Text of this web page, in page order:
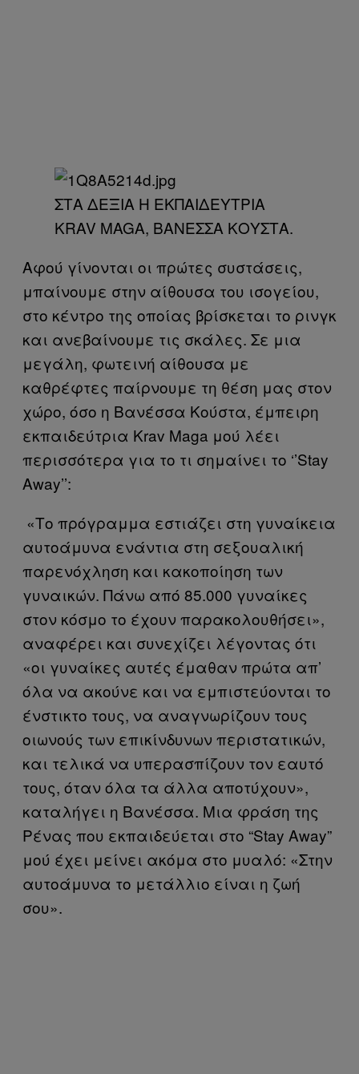
ΣΤΑ ΔΕΞΙΑ Η ΕΚΠΑΙΔΕΥΤΡΙΑ
KRAV MAGA, ΒΑΝΕΣΣΑ ΚΟΥΣΤΑ.
Αφού γίνονται οι πρώτες συστάσεις,
μπαίνουμε στην αίθουσα του ισογείου,
στο κέντρο της οποίας βρίσκεται το ρινγκ
και ανεβαίνουμε τις σκάλες. Σε μια
μεγάλη, φωτεινή αίθουσα με
καθρέφτες παίρνουμε τη θέση μας στον
χώρο, όσο η Βανέσσα Κούστα, έμπειρη
εκπαιδεύτρια Krav Maga μού λέει
περισσότερα για το τι σημαίνει το ‘’Stay
Away’’:
«Το πρόγραμμα εστιάζει στη γυναίκεια
αυτοάμυνα ενάντια στη σεξουαλική
παρενόχληση και κακοποίηση των
γυναικών. Πάνω από 85.000 γυναίκες
στον κόσμο το έχουν παρακολουθήσει»,
αναφέρει και συνεχίζει λέγοντας ότι
«οι γυναίκες αυτές έμαθαν πρώτα απ’
όλα να ακούνε και να εμπιστεύονται το
ένστικτο τους, να αναγνωρίζουν τους
οιωνούς των επικίνδυνων περιστατικών,
και τελικά να υπερασπίζουν τον εαυτό
τους, όταν όλα τα άλλα αποτύχουν»,
καταλήγει η Βανέσσα. Μια φράση της
Ρένας που εκπαιδεύεται στο “Stay Away”
μού έχει μείνει ακόμα στο μυαλό: «Στην
αυτοάμυνα το μετάλλιο είναι η ζωή
σου».